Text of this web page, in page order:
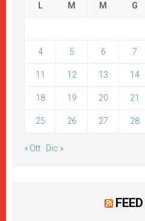
L M M G
4 5 6 7
11 12 13 14
18 19 20 21
25 26 27 28
« Ott Dic »